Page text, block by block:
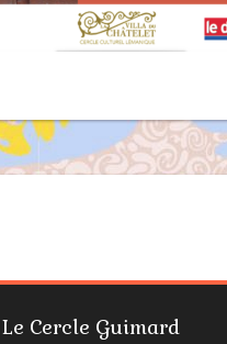
Le Cercle Guimard